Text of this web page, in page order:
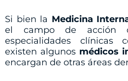
Si bien la Medicina
el campo de acción
especialidades clínicas
existen algunos médicos
encargan de otras áreas